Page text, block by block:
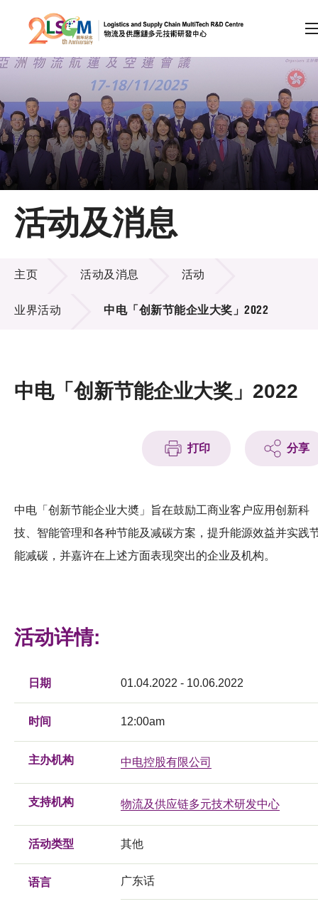
跳到内容（按回车键）
会员登录
A A EN 繁 简
主页
关于LSCM
技术商品化
项目及资助计划
活动及消息
科技分享
会籍
活动及消息
活动及消息
主页 活动及消息 活动
业界活动 中电「创新节能企业大奖」2022
中电「创新节能企业大奖」2022
打印 分享
中电「创新节能企业大奬」旨在鼓励工商业客户应用创新科
技、智能管理和各种节能及减碳方案，提升能源效益并实践
能减碳，并嘉许在上述方面表现突出的企业及机构。
活动详情:
日期 01.04.2022 - 10.06.2022
时间 12:00am
主办机构 中电控股有限公司
支持机构 物流及供应链多元技术研发中心
活动类型 其他
语言 广东话